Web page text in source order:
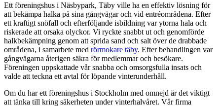
Ett föreningshus i Näsbypark, Täby ville ha en effektiv lösning för
att bekämpa halka på sina gångvägar och vid entréområdena. Efter
ett kraftigt snöfall och efterföljande isbildning var ytorna hala och
riskerade att orsaka olyckor. Vi ryckte snabbt ut och genomförde
halkbekämpning genom att sprida sand och salt över de drabbade
områdena, i samarbete med rörmokare täby. Efter behandlingen var
gångvägarna återigen säkra för medlemmar och besökare.
Föreningen uppskattade vår snabba och omsorgsfulla insats och
valde att teckna ett avtal för löpande vinterunderhåll.
Om du har ett föreningshus i Stockholm med omnejd är det viktigt
att tänka till kring säkerheten under vinterhalvåret. Vår firma